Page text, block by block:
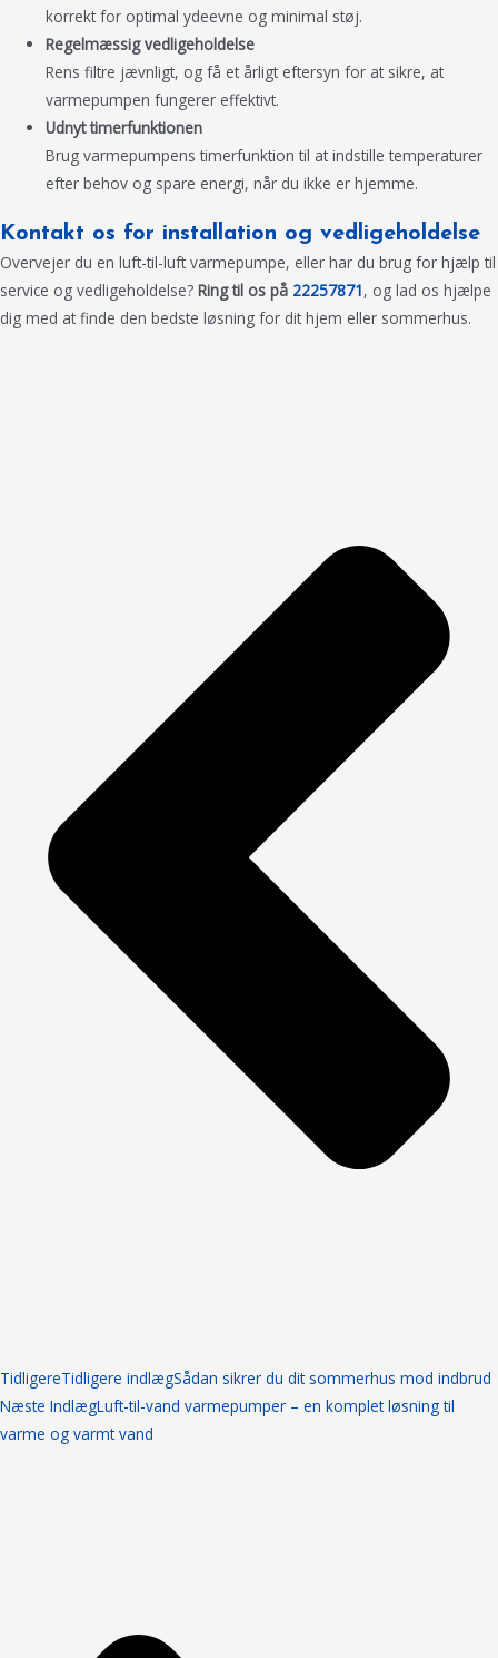
korrekt for optimal ydeevne og minimal støj.
Regelmæssig vedligeholdelse
Rens filtre jævnligt, og få et årligt eftersyn for at sikre, at
varmepumpen fungerer effektivt.
Udnyt timerfunktionen
Brug varmepumpens timerfunktion til at indstille temperaturer
efter behov og spare energi, når du ikke er hjemme.
Kontakt os for installation og vedligeholdelse
Overvejer du en luft-til-luft varmepumpe, eller har du brug for hjælp til
service og vedligeholdelse? Ring til os på 22257871, og lad os hjælpe
dig med at finde den bedste løsning for dit hjem eller sommerhus.
TidligereTidligere indlægSådan sikrer du dit sommerhus mod indbrud
Næste IndlægLuft-til-vand varmepumper – en komplet løsning til
varme og varmt vand